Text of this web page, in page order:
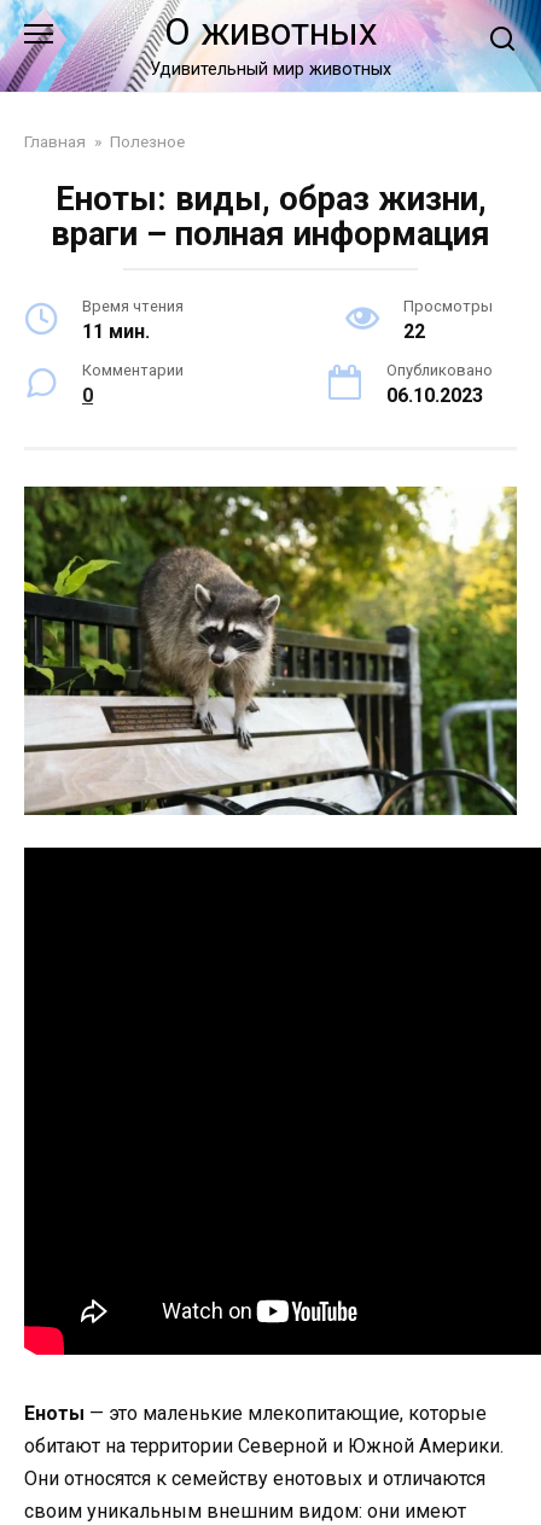
Перейти
к
контенту
О животных
Удивительный мир животных
Главная » Полезное
Еноты: виды, образ жизни,
враги – полная информация
Время чтения
11 мин.
Просмотры
22
Комментарии
0
Опубликовано
06.10.2023
Еноты — это маленькие млекопитающие, которые
обитают на территории Северной и Южной Америки.
Они относятся к семейству енотовых и отличаются
своим уникальным внешним видом: они имеют